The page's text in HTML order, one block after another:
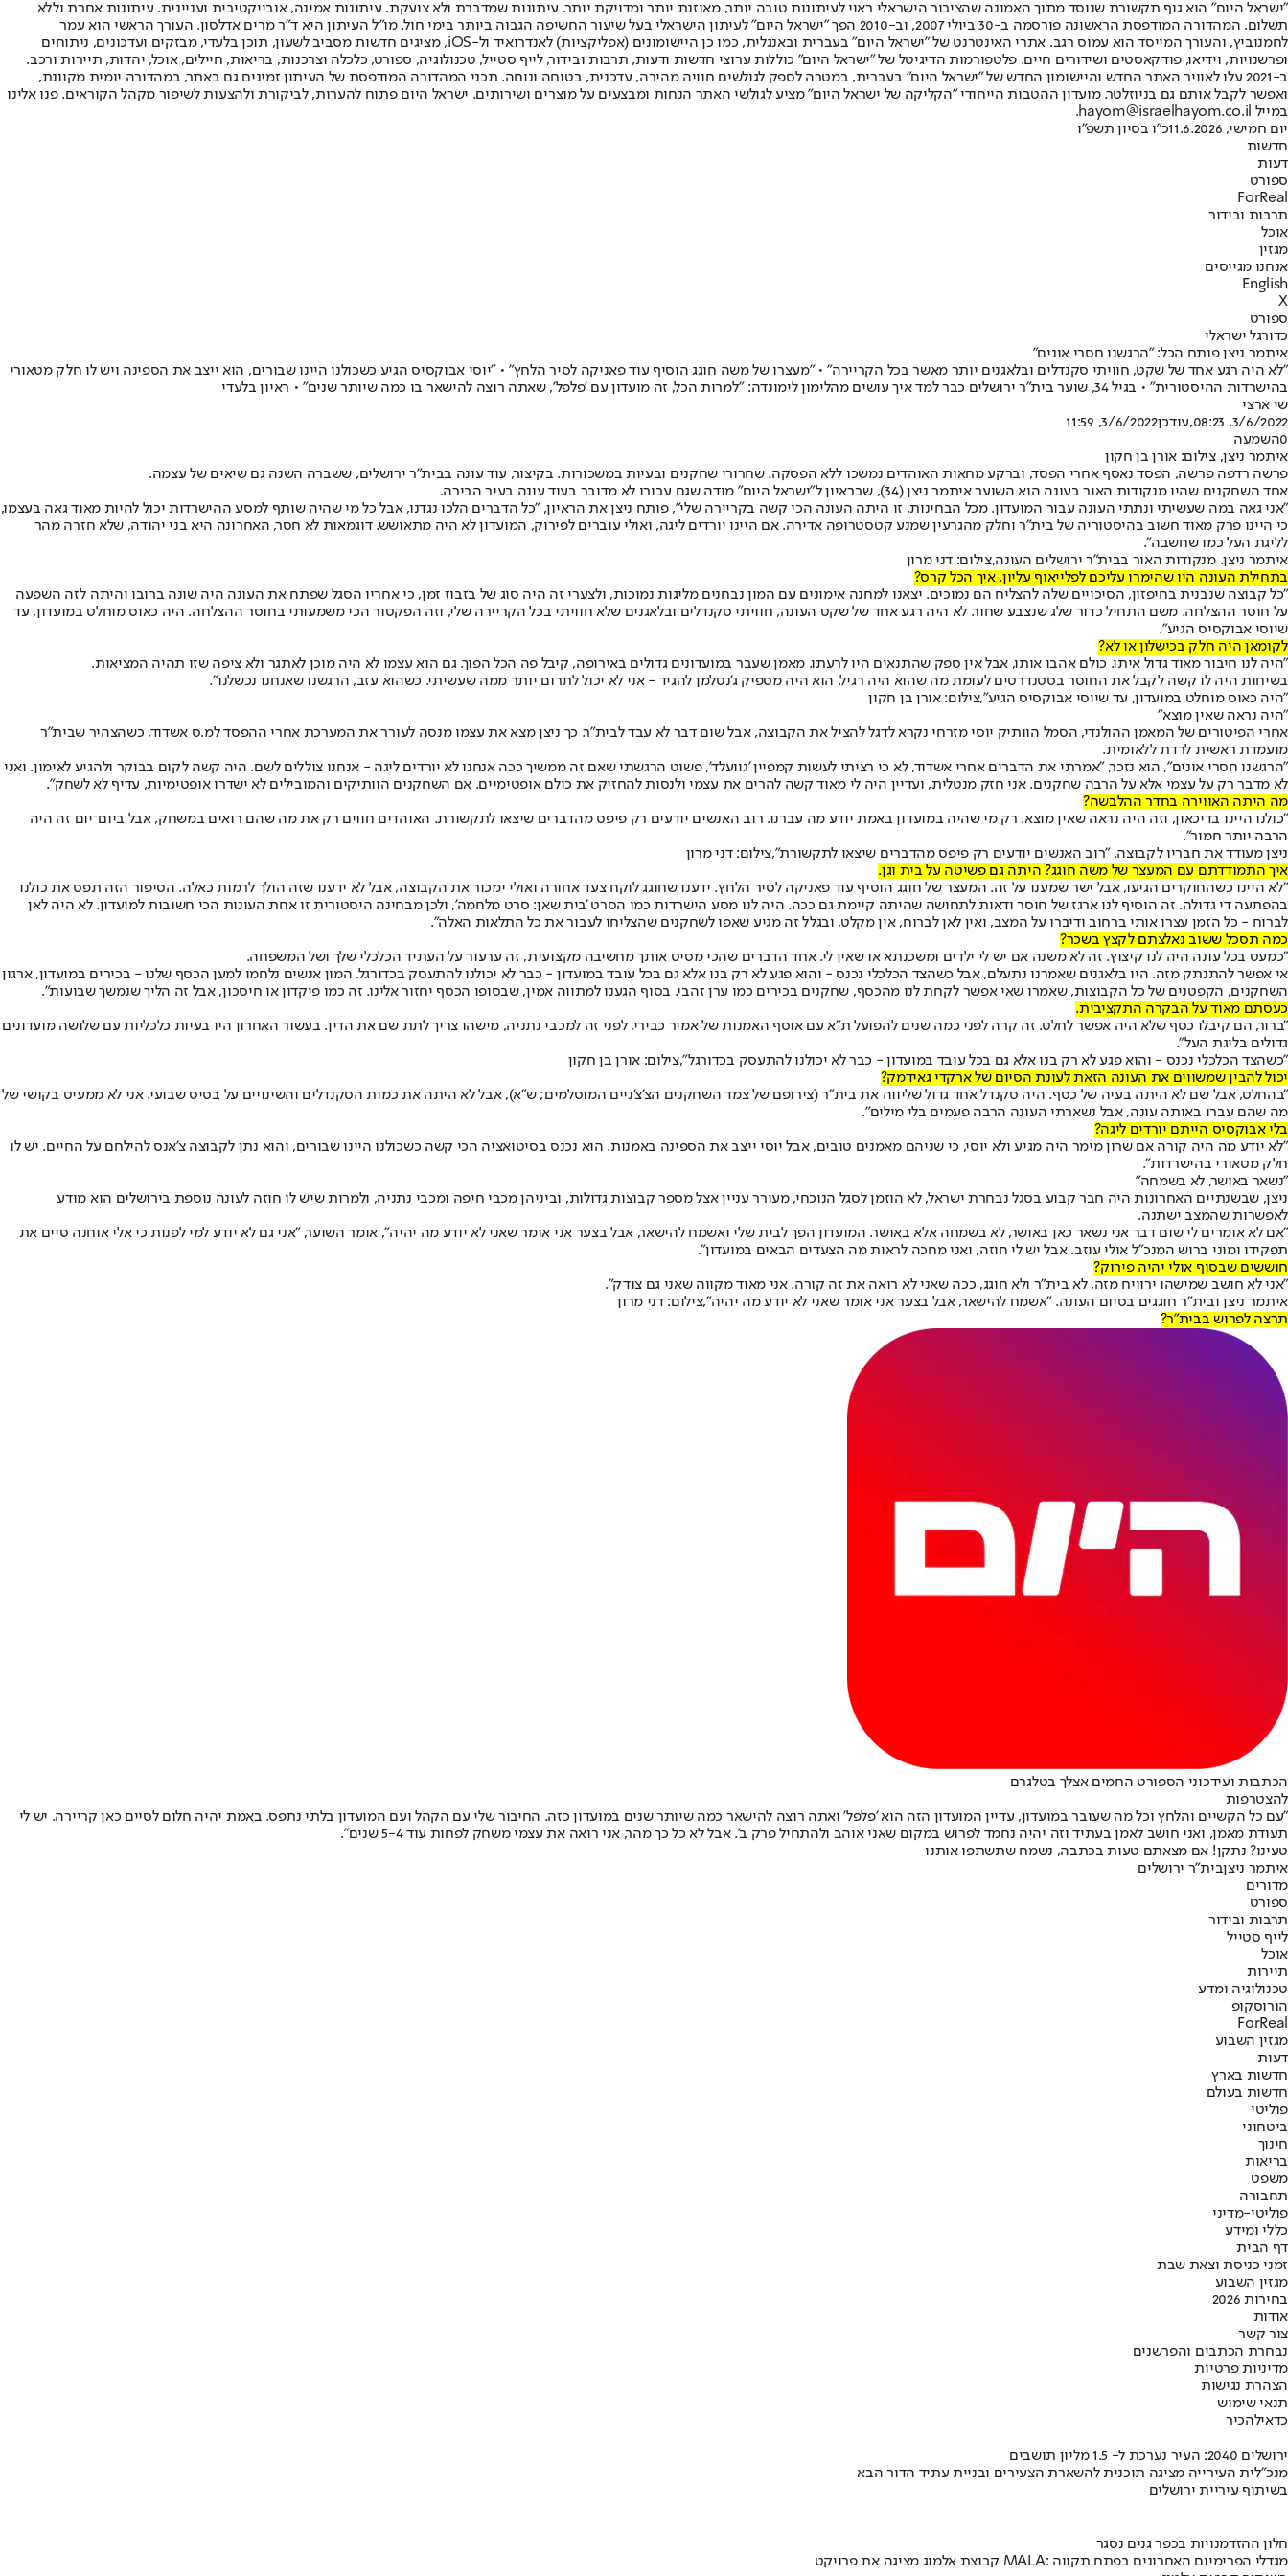
"ישראל היום" הוא גוף תקשורת שנוסד מתוך האמונה שהציבור הישראלי ראוי לעיתונות טובה יותר, מאוזנת יותר ומדויקת יותר. עיתונות שמדברת ולא צועקת. עיתונות אמינה, אובייקטיבית ועניינית. עיתונות אחרת וללא
תשלום. המהדורה המודפסת הראשונה פורסמה ב-30 ביולי 2007, וב-2010 הפך "ישראל היום" לעיתון הישראלי בעל שיעור החשיפה הגבוה ביותר בימי חול. מו"ל העיתון היא ד"ר מרים אדלסון. העורך הראשי הוא עמר
לחמנוביץ, והעורך המייסד הוא עמוס רגב. אתרי האינטרנט של "ישראל היום" בעברית ובאנגלית, כמו כן היישומונים (אפליקציות) לאנדרואיד ול-iOS, מציגים חדשות מסביב לשעון, תוכן בלעדי, מבזקים ועדכונים, ניתוחים
ופרשנויות, וידיאו, פודקאסטים ושידורים חיים. פלטפורמות הדיגיטל של "ישראל היום" כוללות ערוצי חדשות ודעות, תרבות ובידור, לייף סטייל, טכנולוגיה, ספורט, כלכלה וצרכנות, בריאות, חיילים, אוכל, יהדות, תיירות ורכב.
ב-2021 עלו לאוויר האתר החדש והיישומון החדש של "ישראל היום" בעברית, במטרה לספק לגולשים חוויה מהירה, עדכנית, בטוחה ונוחה. תכני המהדורה המודפסת של העיתון זמינים גם באתר, במהדורה יומית מקוונת,
ואפשר לקבל אותם גם בניוזלטר. מועדון ההטבות הייחודי "הקליקה של ישראל היום" מציע לגולשי האתר הנחות ומבצעים על מוצרים ושירותים. ישראל היום פתוח להערות, לביקורת ולהצעות לשיפור מקהל הקוראים. פנו אלינו
במייל hayom@israelhayom.co.il.
יום חמישי, 11.6.2026
כ"ו בסיון תשפ"ו
חדשות
דעות
ספורט
ForReal
תרבות ובידור
אוכל
מגזין
אנחנו מגייסים
English
X
ספורט
כדורגל ישראלי
איתמר ניצן פותח הכל: "הרגשנו חסרי אונים"
"לא היה רגע אחד של שקט, חוויתי סקנדלים ובלאגנים יותר מאשר בכל הקריירה" • "מעצרו של משה חוגג הוסיף עוד פאניקה לסיר הלחץ" • "יוסי אבוקסיס הגיע כשכולנו היינו שבורים, הוא ייצב את הספינה ויש לו חלק מטאורי
בהישרדות ההיסטורית" • בגיל 34, שוער בית"ר ירושלים כבר למד איך עושים מהלימון לימונדה: "למרות הכל, זה מועדון עם 'פלפל', שאתה רוצה להישאר בו כמה שיותר שנים" • ראיון בלעדי
שי ארצי
3/6/2022, 08:23
,עודכן3/6/2022, 11:59
0השמעה
איתמר ניצן, צילום: אורן בן חקון
פרשה רדפה פרשה, הפסד נאסף אחרי הפסד, וברקע מחאות האוהדים נמשכו ללא הפסקה. שחרורי שחקנים ובעיות במשכורות. בקיצור, עוד עונה בבית"ר ירושלים, ששברה השנה גם שיאים של עצמה.
אחד השחקנים שהיו מנקודות האור בעונה הוא השוער איתמר ניצן (34), שבראיון ל"ישראל היום" מודה שגם עבורו לא מדובר בעוד עונה בעיר הבירה.
"אני גאה במה שעשיתי ונתתי העונה עבור המועדון. מכל הבחינות, זו היתה העונה הכי קשה בקריירה שלי", פותח ניצן את הראיון, "כל הדברים הלכו נגדנו, אבל כל מי שהיה שותף למסע ההישרדות יכול להיות מאוד גאה בעצמו,
כי היינו פרק מאוד חשוב בהיסטוריה של בית"ר וחלק מהגרעין שמנע קטסטרופה אדירה. אם היינו יורדים ליגה, ואולי עוברים לפירוק, המועדון לא היה מתאושש. דוגמאות לא חסר, האחרונה היא בני יהודה, שלא חזרה מהר
לליגת העל כמו שחשבה".
איתמר ניצן. מנקודות האור בבית"ר ירושלים העונה,צילום: דני מרון
בתחילת העונה היו שהימרו עליכם לפלייאוף עליון. איך הכל קרס?
"כל קבוצה שנבנית בחיפזון, הסיכויים שלה להצליח הם נמוכים. יצאנו למחנה אימונים עם המון נבחנים מליגות נמוכות, ולצערי זה היה סוג של בזבוז זמן, כי אחריו הסגל שפתח את העונה היה שונה ברובו והיתה לזה השפעה
על חוסר ההצלחה. משם התחיל כדור שלג שנצבע שחור. לא היה רגע אחד של שקט העונה, חוויתי סקנדלים ובלאגנים שלא חוויתי בכל הקריירה שלי, וזה הפקטור הכי משמעותי בחוסר ההצלחה. היה כאוס מוחלט במועדון, עד
שיוסי אבוקסיס הגיע".
לקומאן היה חלק בכישלון או לא?
"היה לנו חיבור מאוד גדול איתו. כולם אהבו אותו, אבל אין ספק שהתנאים היו לרעתו. מאמן שעבר במועדונים גדולים באירופה, קיבל פה הכל הפוך. גם הוא עצמו לא היה מוכן לאתגר ולא ציפה שזו תהיה המציאות.
בשיחות היה לו קשה לקבל את החוסר בסטנדרטים לעומת מה שהוא היה רגיל. הוא היה מספיק ג'נטלמן להגיד - אני לא יכול לתרום יותר ממה שעשיתי. כשהוא עזב, הרגשנו שאנחנו נכשלנו".
"היה כאוס מוחלט במועדון, עד שיוסי אבוקסיס הגיע",צילום: אורן בן חקון
"היה נראה שאין מוצא"
אחרי הפיטורים של המאמן ההולנדי, הסמל הוותיק יוסי מזרחי נקרא לדגל להציל את הקבוצה, אבל שום דבר לא עבד לבית"ר. כך ניצן מצא את עצמו מנסה לעורר את המערכת אחרי ההפסד למ.ס אשדוד, כשהצהיר שבית"ר
מועמדת ראשית לרדת ללאומית.
"הרגשנו חסרי אונים", הוא נזכר, "אמרתי את הדברים אחרי אשדוד, לא כי רציתי לעשות קמפיין 'גוועלד', פשוט הרגשתי שאם זה ממשיך ככה אנחנו לא יורדים ליגה - אנחנו צוללים לשם. היה קשה לקום בבוקר ולהגיע לאימון. ואני
לא מדבר רק על עצמי אלא על הרבה שחקנים. אני חזק מנטלית, ועדיין היה לי מאוד קשה להרים את עצמי ולנסות להחזיק את כולם אופטימיים. אם השחקנים הוותיקים והמובילים לא ישדרו אופטימיות, עדיף לא לשחק".
מה היתה האווירה בחדר ההלבשה?
"כולנו היינו בדיכאון, וזה היה נראה שאין מוצא. רק מי שהיה במועדון באמת יודע מה עברנו. רוב האנשים יודעים רק פיפס מהדברים שיצאו לתקשורת. האוהדים חווים רק את מה שהם רואים במשחק, אבל ביום־יום זה היה
הרבה יותר חמור".
ניצן מעודד את חבריו לקבוצה. "רוב האנשים יודעים רק פיפס מהדברים שיצאו לתקשורת",צילום: דני מרון
איך התמודדתם עם המעצר של משה חוגג? היתה גם פשיטה על בית וגן.
"לא היינו כשהחוקרים הגיעו, אבל ישר שמענו על זה. המעצר של חוגג הוסיף עוד פאניקה לסיר הלחץ. ידענו שחוגג לוקח צעד אחורה ואולי ימכור את הקבוצה, אבל לא ידענו שזה הולך לרמות כאלה. הסיפור הזה תפס את כולנו
בהפתעה די גדולה. זה הוסיף לנו ארגז של חוסר ודאות לתחושה שהיתה קיימת גם ככה. היה לנו מסע הישרדות כמו הסרט 'בית שאן: סרט מלחמה', ולכן מבחינה היסטורית זו אחת העונות הכי חשובות למועדון. לא היה לאן
לברוח - כל הזמן עצרו אותי ברחוב ודיברו על המצב, ואין לאן לברוח, אין מקלט, ובגלל זה מגיע שאפו לשחקנים שהצליחו לעבור את כל התלאות האלה".
כמה תסכל ששוב נאלצתם לקצץ בשכר?
"כמעט בכל עונה היה לנו קיצוץ. זה לא משנה אם יש לי ילדים ומשכנתא או שאין לי. אחד הדברים שהכי מסיט אותך מחשיבה מקצועית, זה ערעור על העתיד הכלכלי שלך ושל המשפחה.
אי אפשר להתנתק מזה. היו בלאגנים שאמרנו נתעלם, אבל כשהצד הכלכלי נכנס - והוא פגע לא רק בנו אלא גם בכל עובד במועדון - כבר לא יכולנו להתעסק בכדורגל. המון אנשים נלחמו למען הכסף שלנו - בכירים במועדון, ארגון
השחקנים, הקפטנים של כל הקבוצות, שאמרו שאי אפשר לקחת לנו מהכסף, שחקנים בכירים כמו ערן זהבי. בסוף הגענו למתווה אמין, שבסופו הכסף יחזור אלינו. זה כמו פיקדון או חיסכון, אבל זה הליך שנמשך שבועות".
כעסתם מאוד על הבקרה התקציבית.
"ברור, הם קיבלו כסף שלא היה אפשר לחלט. זה קרה לפני כמה שנים להפועל ת"א עם אוסף האמנות של אמיר כבירי, לפני זה למכבי נתניה, מישהו צריך לתת שם את הדין. בעשור האחרון היו בעיות כלכליות עם שלושה מועדונים
גדולים בליגת העל".
"כשהצד הכלכלי נכנס - והוא פגע לא רק בנו אלא גם בכל עובד במועדון - כבר לא יכולנו להתעסק בכדורגל",צילום: אורן בן חקון
יכול להבין שמשווים את העונה הזאת לעונת הסיום של ארקדי גאידמק?
"בהחלט, אבל שם לא היתה בעיה של כסף. היה סקנדל אחד גדול שליווה את בית"ר (צירופם של צמד השחקנים הצ'צ'ניים המוסלמים; ש"א), אבל לא היתה את כמות הסקנדלים והשינויים על בסיס שבועי. אני לא ממעיט בקושי של
מה שהם עברו באותה עונה, אבל נשארתי העונה הרבה פעמים בלי מילים".
בלי אבוקסיס הייתם יורדים ליגה?
"לא יודע מה היה קורה אם שרון מימר היה מגיע ולא יוסי, כי שניהם מאמנים טובים, אבל יוסי ייצב את הספינה באמנות. הוא נכנס בסיטואציה הכי קשה כשכולנו היינו שבורים, והוא נתן לקבוצה צ'אנס להילחם על החיים. יש לו
חלק מטאורי בהישרדות".
"נשאר באושר, לא בשמחה"
ניצן, שבשנתיים האחרונות היה חבר קבוע בסגל נבחרת ישראל, לא הוזמן לסגל הנוכחי, מעורר עניין אצל מספר קבוצות גדולות, וביניהן מכבי חיפה ומכבי נתניה, ולמרות שיש לו חוזה לעונה נוספת בירושלים הוא מודע
לאפשרות שהמצב ישתנה.
"אם לא אומרים לי שום דבר אני נשאר כאן באושר, לא בשמחה אלא באושר. המועדון הפך לבית שלי ואשמח להישאר, אבל בצער אני אומר שאני לא יודע מה יהיה", אומר השוער, "אני גם לא יודע למי לפנות כי אלי אוחנה סיים את
תפקידו ומוני ברוש המנכ"ל אולי עוזב. אבל יש לי חוזה, ואני מחכה לראות מה הצעדים הבאים במועדון".
חוששים שבסוף אולי יהיה פירוק?
"אני לא חושב שמישהו ירוויח מזה, לא בית"ר ולא חוגג, ככה שאני לא רואה את זה קורה. אני מאוד מקווה שאני גם צודק".
איתמר ניצן ובית"ר חוגגים בסיום העונה. "אשמח להישאר, אבל בצער אני אומר שאני לא יודע מה יהיה",צילום: דני מרון
תרצה לפרוש בבית"ר?
הכתבות ועידכוני הספורט החמים אצלך בטלגרם
להצטרפות
"עם כל הקשיים והלחץ וכל מה שעובר במועדון, עדיין המועדון הזה הוא 'פלפל' ואתה רוצה להישאר כמה שיותר שנים במועדון כזה. החיבור שלי עם הקהל ועם המועדון בלתי נתפס. באמת יהיה חלום לסיים כאן קריירה. יש לי
תעודת מאמן, ואני חושב לאמן בעתיד וזה יהיה נחמד לפרוש במקום שאני אוהב ולהתחיל פרק ב'. אבל לא כל כך מהר, אני רואה את עצמי משחק לפחות עוד 5-4 שנים".
טעינו? נתקן! אם מצאתם טעות בכתבה, נשמח שתשתפו אותנו
איתמר ניצןבית"ר ירושלים
מדורים
ספורט
תרבות ובידור
לייף סטייל
אוכל
תיירות
טכנולוגיה ומדע
הורוסקופ
ForReal
מגזין השבוע
דעות
חדשות בארץ
חדשות בעולם
פוליטי
ביטחוני
חינוך
בריאות
משפט
תחבורה
פוליטי-מדיני
כללי ומידע
דף הבית
זמני כניסת וצאת שבת
מגזין השבוע
בחירות 2026
אודות
צור קשר
נבחרת הכתבים והפרשנים
מדיניות פרטיות
הצהרת נגישות
תנאי שימוש
כדאילהכיר
ירושלים 2040: העיר נערכת ל- 1.5 מליון תושבים
מנכ"לית העירייה מציגה תוכנית להשארת הצעירים ובניית עתיד הדור הבא
בשיתוף עיריית ירושלים
חלון ההזדמנויות בכפר גנים נסגר
קבוצת אלמוג מציגה את פרויקט MALA: מגדלי הפרימיום האחרונים בפתח תקווה